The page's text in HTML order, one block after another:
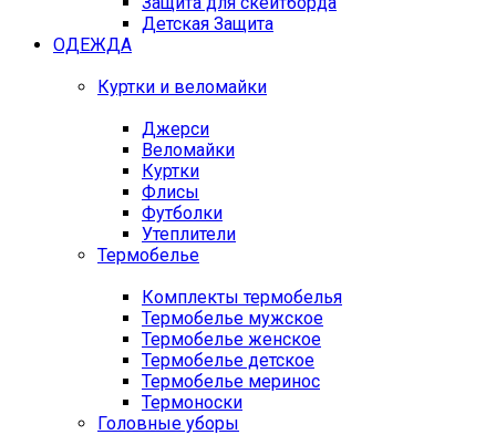
Детская Защита
ОДЕЖДА
Куртки и веломайки
Джерси
Веломайки
Куртки
Флисы
Футболки
Утеплители
Термобелье
Комплекты термобелья
Термобелье мужское
Термобелье женское
Термобелье детское
Термобелье меринос
Термоноски
Головные уборы